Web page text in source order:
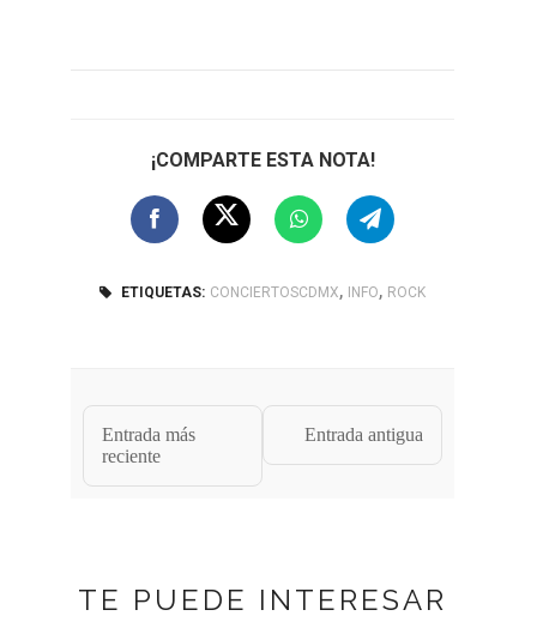
¡COMPARTE ESTA NOTA!
ETIQUETAS: CONCIERTOSCDMX, INFO, ROCK
Entrada más
reciente
Entrada antigua
TE PUEDE INTERESAR